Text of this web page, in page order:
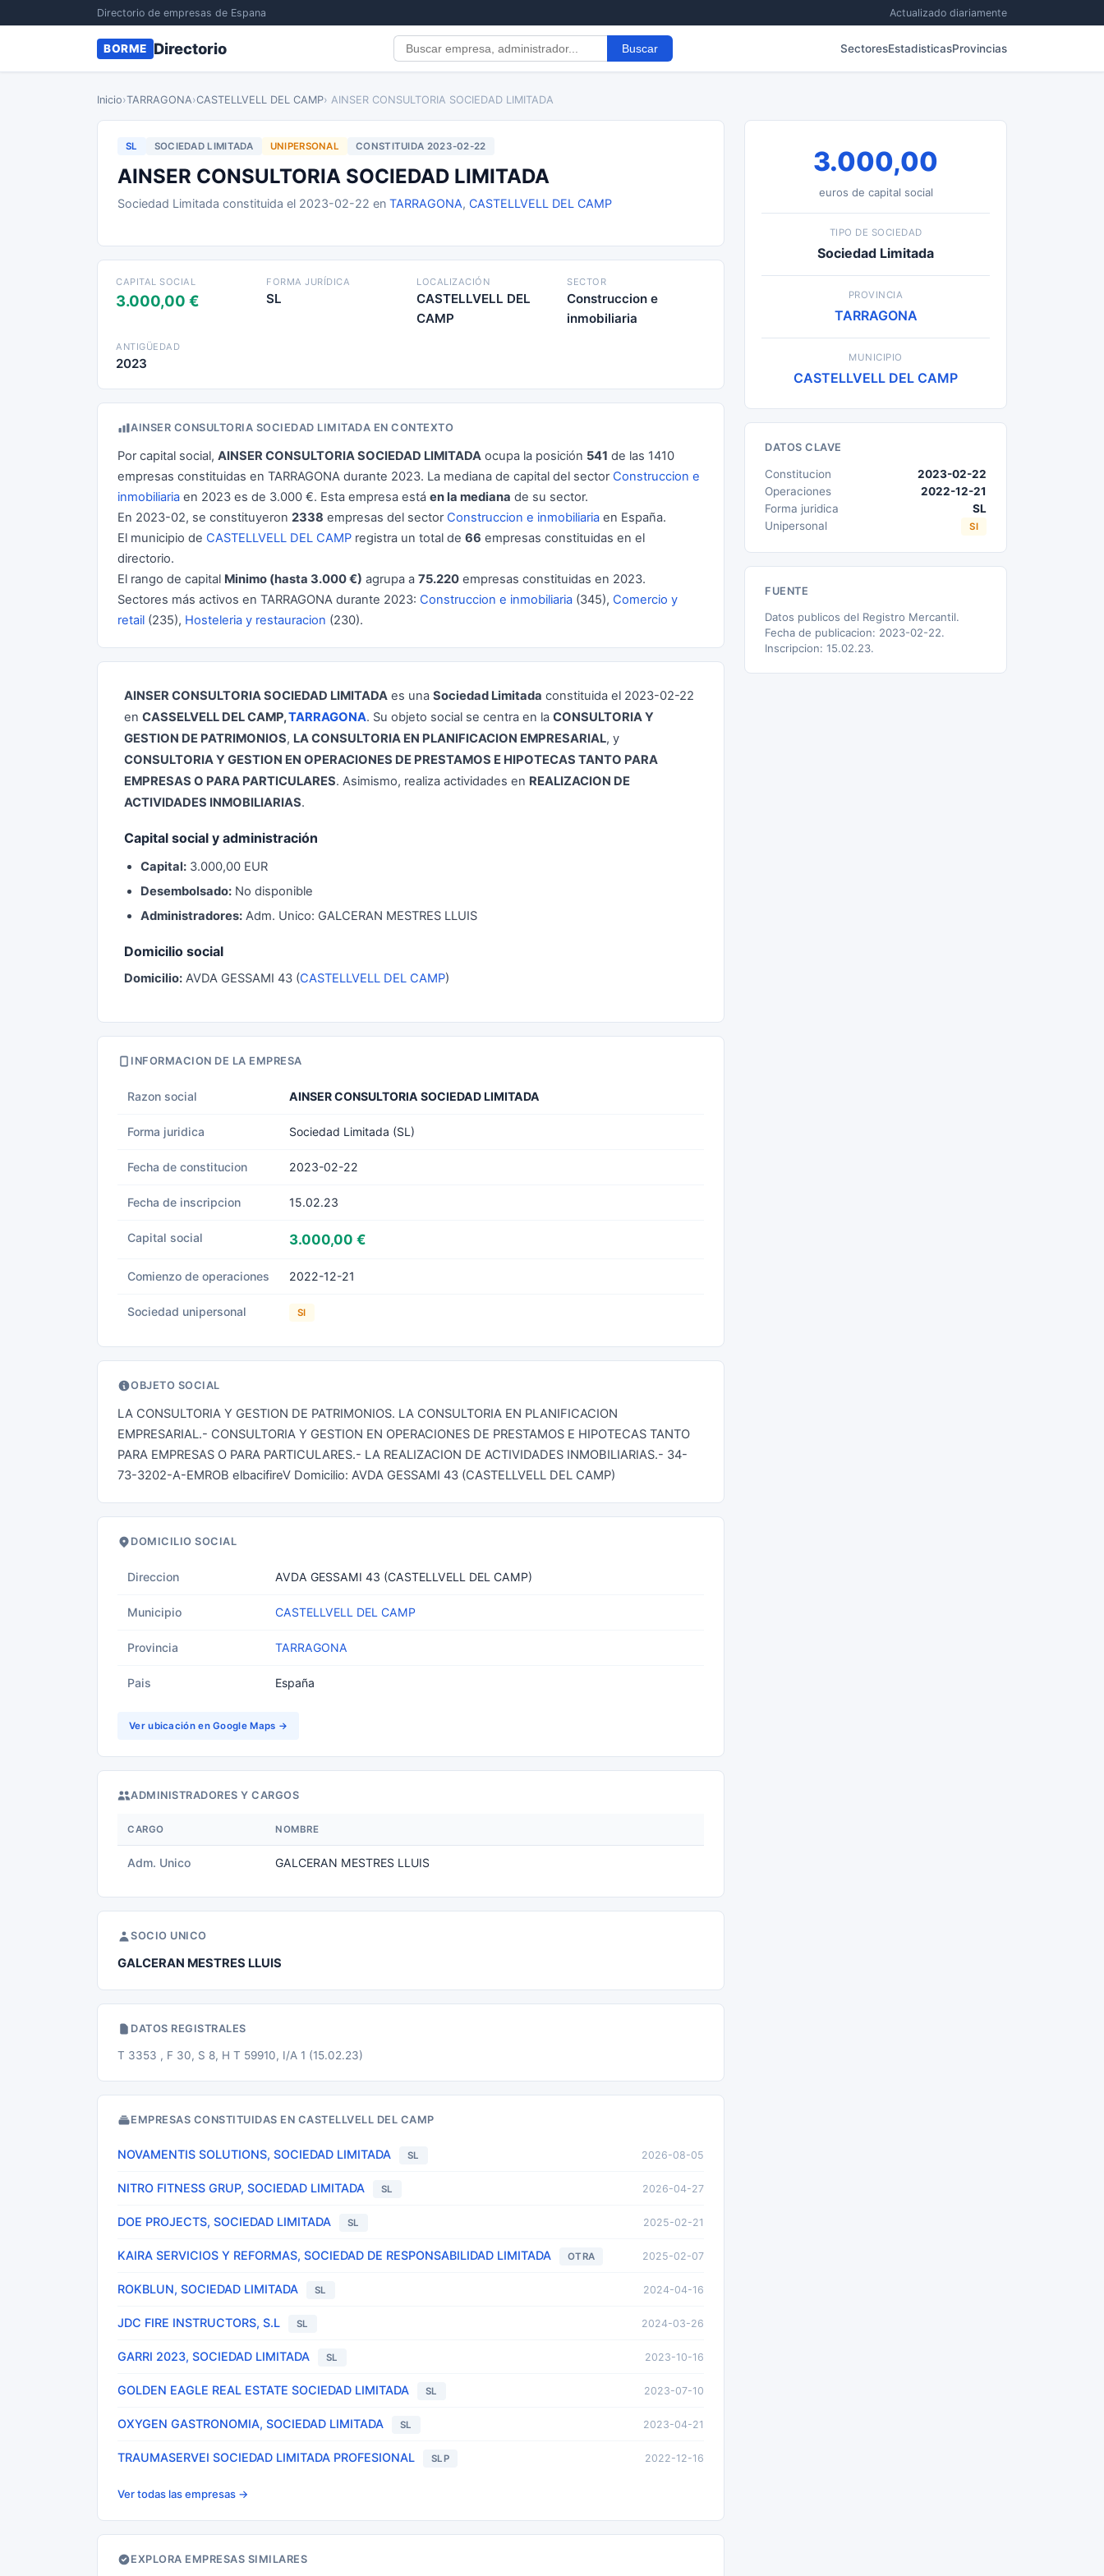
Directorio de empresas de Espana Actualizado diariamente
BORME Directorio Buscar SectoresEstadisticasProvincias
Inicio›TARRAGONA›CASTELLVELL DEL CAMP› AINSER CONSULTORIA SOCIEDAD LIMITADA
SL SOCIEDAD LIMITADA UNIPERSONAL CONSTITUIDA 2023-02-22
AINSER CONSULTORIA SOCIEDAD LIMITADA
Sociedad Limitada constituida el 2023-02-22 en TARRAGONA, CASTELLVELL DEL CAMP
CAPITAL SOCIAL
3.000,00 €
FORMA JURÍDICA
SL
LOCALIZACIÓN
CASTELLVELL DEL
CAMP
SECTOR
Construccion e
inmobiliaria
ANTIGÜEDAD
2023
AINSER CONSULTORIA SOCIEDAD LIMITADA EN CONTEXTO
Por capital social, AINSER CONSULTORIA SOCIEDAD LIMITADA ocupa la posición 541 de las 1410
empresas constituidas en TARRAGONA durante 2023. La mediana de capital del sector Construccion e
inmobiliaria en 2023 es de 3.000 €. Esta empresa está en la mediana de su sector.
En 2023-02, se constituyeron 2338 empresas del sector Construccion e inmobiliaria en España.
El municipio de CASTELLVELL DEL CAMP registra un total de 66 empresas constituidas en el
directorio.
El rango de capital Minimo (hasta 3.000 €) agrupa a 75.220 empresas constituidas en 2023.
Sectores más activos en TARRAGONA durante 2023: Construccion e inmobiliaria (345), Comercio y
retail (235), Hosteleria y restauracion (230).
AINSER CONSULTORIA SOCIEDAD LIMITADA es una Sociedad Limitada constituida el 2023-02-22
en CASSELVELL DEL CAMP,TARRAGONA. Su objeto social se centra en la CONSULTORIA Y
GESTION DE PATRIMONIOS, LA CONSULTORIA EN PLANIFICACION EMPRESARIAL, y
CONSULTORIA Y GESTION EN OPERACIONES DE PRESTAMOS E HIPOTECAS TANTO PARA
EMPRESAS O PARA PARTICULARES. Asimismo, realiza actividades en REALIZACION DE
ACTIVIDADES INMOBILIARIAS.
Capital social y administración
Capital: 3.000,00 EUR
Desembolsado: No disponible
Administradores: Adm. Unico: GALCERAN MESTRES LLUIS
Domicilio social
Domicilio: AVDA GESSAMI 43 (CASTELLVELL DEL CAMP)
INFORMACION DE LA EMPRESA
Razon social AINSER CONSULTORIA SOCIEDAD LIMITADA
Forma juridica Sociedad Limitada (SL)
Fecha de constitucion 2023-02-22
Fecha de inscripcion 15.02.23
Capital social 3.000,00 €
Comienzo de operaciones 2022-12-21
Sociedad unipersonal SI
OBJETO SOCIAL
LA CONSULTORIA Y GESTION DE PATRIMONIOS. LA CONSULTORIA EN PLANIFICACION
EMPRESARIAL.- CONSULTORIA Y GESTION EN OPERACIONES DE PRESTAMOS E HIPOTECAS TANTO
PARA EMPRESAS O PARA PARTICULARES.- LA REALIZACION DE ACTIVIDADES INMOBILIARIAS.- 34-
73-3202-A-EMROB elbacifireV Domicilio: AVDA GESSAMI 43 (CASTELLVELL DEL CAMP)
DOMICILIO SOCIAL
Direccion AVDA GESSAMI 43 (CASTELLVELL DEL CAMP)
Municipio CASTELLVELL DEL CAMP
Provincia TARRAGONA
Pais España
Ver ubicación en Google Maps →
ADMINISTRADORES Y CARGOS
CARGO NOMBRE
Adm. Unico GALCERAN MESTRES LLUIS
SOCIO UNICO
GALCERAN MESTRES LLUIS
DATOS REGISTRALES
T 3353 , F 30, S 8, H T 59910, I/A 1 (15.02.23)
EMPRESAS CONSTITUIDAS EN CASTELLVELL DEL CAMP
NOVAMENTIS SOLUTIONS, SOCIEDAD LIMITADA SL 2026-08-05
NITRO FITNESS GRUP, SOCIEDAD LIMITADA SL 2026-04-27
DOE PROJECTS, SOCIEDAD LIMITADA SL 2025-02-21
KAIRA SERVICIOS Y REFORMAS, SOCIEDAD DE RESPONSABILIDAD LIMITADA OTRA 2025-02-07
ROKBLUN, SOCIEDAD LIMITADA SL 2024-04-16
JDC FIRE INSTRUCTORS, S.L SL 2024-03-26
GARRI 2023, SOCIEDAD LIMITADA SL 2023-10-16
GOLDEN EAGLE REAL ESTATE SOCIEDAD LIMITADA SL 2023-07-10
OXYGEN GASTRONOMIA, SOCIEDAD LIMITADA SL 2023-04-21
TRAUMASERVEI SOCIEDAD LIMITADA PROFESIONAL SLP 2022-12-16
Ver todas las empresas →
EXPLORA EMPRESAS SIMILARES
3.000,00
euros de capital social
TIPO DE SOCIEDAD
Sociedad Limitada
PROVINCIA
TARRAGONA
MUNICIPIO
CASTELLVELL DEL CAMP
DATOS CLAVE
Constitucion
2023-02-22
Operaciones
2022-12-21
Forma juridica
SL
Unipersonal
SI
FUENTE
Datos publicos del Registro Mercantil.
Fecha de publicacion: 2023-02-22.
Inscripcion: 15.02.23.